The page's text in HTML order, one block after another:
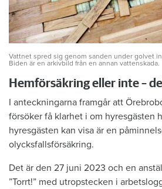
Vattnet spred sig genom sanden under golvet
Biden är en arkivbild från en annan vattenskada.
Hemförsäkring eller inte –
I anteckningarna framgår att
försöker få klarhet i om hyresgästen
hyresgästen kan visa är en
olycksfallsförsäkring.
Det är den 27 juni 2023 och en
”Torrt!” med utropstecken i